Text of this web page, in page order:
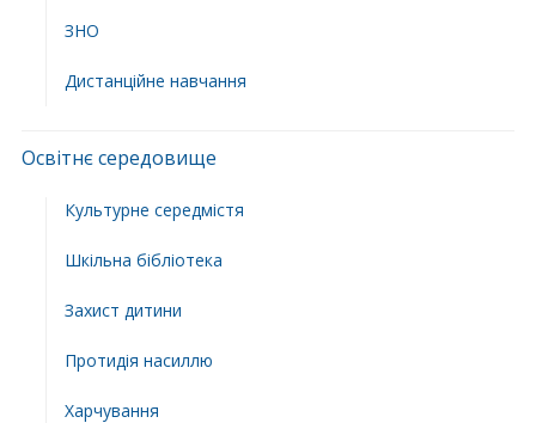
ЗНО
Дистанційне навчання
Освітнє середовище
Культурне середмістя
Шкільна бібліотека
Захист дитини
Протидія насиллю
Харчування